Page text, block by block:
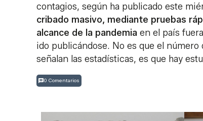
contagios, según ha publicado este
cribado masivo, mediante pruebas
alcance de la pandemia en el país
ido publicándose. No es que el
señalan las estadísticas, es que hay
0 Comentarios